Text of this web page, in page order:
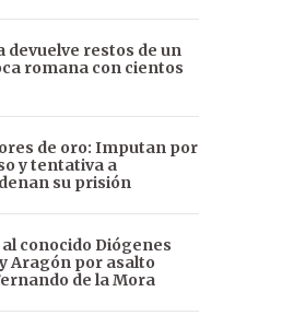
devuelve restos de un
romana con cientos
de oro: Imputan por
y tentativa a
su prisión
conocido Diógenes
Aragón por asalto
de la Mora